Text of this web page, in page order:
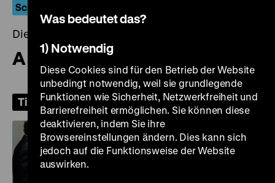
Screwball
Dienstag, 02. Juni 2026, 19.00 Uhr
A New Leaf
Tickets
Was bedeutet das?
1) Notwendig
Diese Cookies sind für den Betrieb der Website
unbedingt notwendig, weil sie grundlegende
Funktionen wie Sicherheit, Netzwerkfreiheit und
Barrierefreiheit ermöglichen. Sie können diese
deaktivieren, indem Sie ihre
Browsereinstellungen ändern. Dies kann sich
jedoch auf die Funktionsweise der Website
auswirken.